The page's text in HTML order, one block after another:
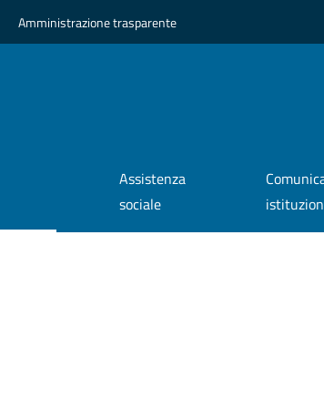
Amministrazione trasparente
Assistenza
sociale